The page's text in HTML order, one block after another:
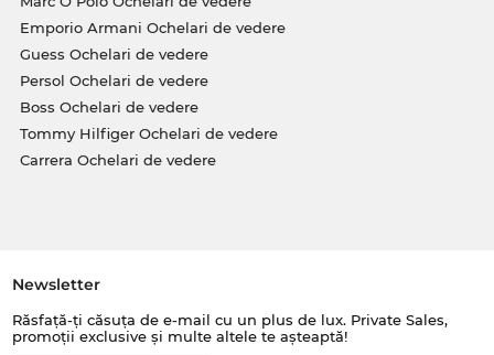
Emporio Armani Ochelari de vedere
Guess Ochelari de vedere
Persol Ochelari de vedere
Boss Ochelari de vedere
Tommy Hilfiger Ochelari de vedere
Carrera Ochelari de vedere
Newsletter
Răsfață-ți căsuța de e-mail cu un plus de lux. Private Sales,
promoții exclusive și multe altele te așteaptă!